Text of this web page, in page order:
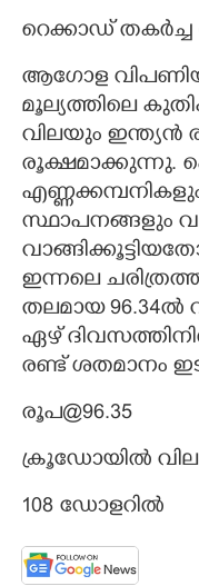
റെക്കാഡ്
ആഗോള
മൂല്യത്തിലെ
വിലയും ഇന്ത്യൻ
രൂക്ഷമാക്കുന്നു.
സ്ഥാപനങ്ങളും
ഇന്നലെ
തലമായ 96.34ൽ
ഏഴ്
രണ്ട് ശതമാനം
രൂപ@96.35
ക്രൂഡോയിൽ വില
108 ഡോളറിൽ